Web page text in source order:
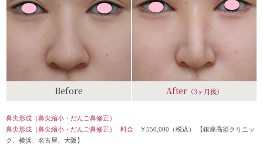
Before After（3ヶ月後）
鼻尖形成（鼻尖縮小・だんご鼻修正）
鼻尖形成（鼻尖縮小・だんご鼻修正）
料金 ￥550,000（税込）
【銀座高須クリニッ
ク、横浜、名古屋、大阪】